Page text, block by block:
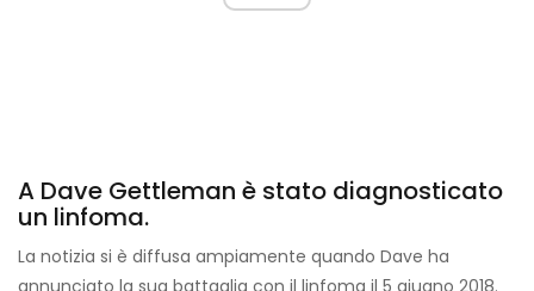
A Dave Gettleman è stato diagnosticato
un linfoma.
La notizia si è diffusa ampiamente quando Dave ha